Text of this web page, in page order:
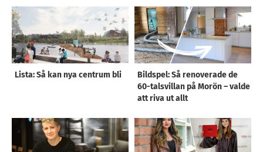
Lista: Så kan nya centrum bli
Bildspel: Så renoverade de
60-talsvillan på Morön – valde
att riva ut allt